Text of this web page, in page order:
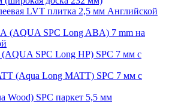
LVT плитка 2,5 мм Английской
(AQUA SPC Long ABA) 7 mm на
SPC Long HP) SPC 7 мм с
(Aqua Long MATT) SPC 7 мм с
Wood) SPC паркет 5,5 мм